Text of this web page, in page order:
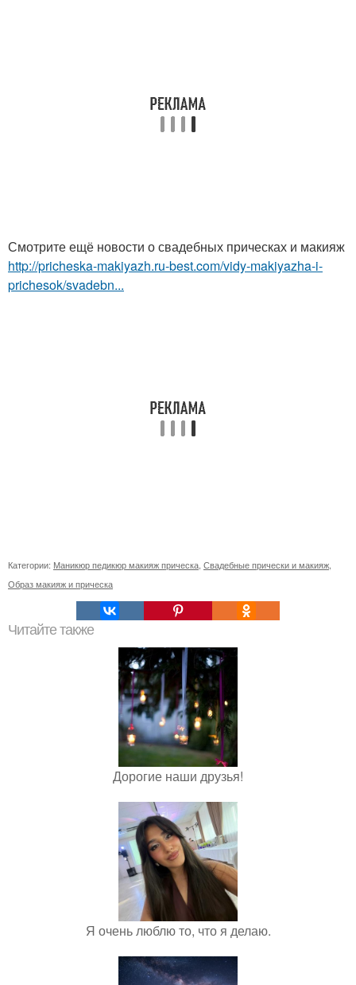
Смотрите ещё новости о свадебных прическах и макияж
http://pricheska-makiyazh.ru-best.com/vidy-makiyazha-i-
prichesok/svadebn...
Категории: Маникюр педикюр макияж прическа Свадебные прически и макияж
Образ макияж и прическа
Читайте также
Дорогие наши друзья!
Я очень люблю то, что я делаю.